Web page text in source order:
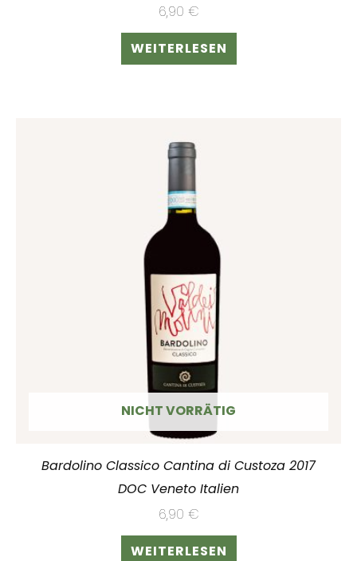
6,90 €
WEITERLESEN
NICHT VORRÄTIG
Bardolino Classico Cantina di Custoza 2017
DOC Veneto Italien
6,90 €
WEITERLESEN